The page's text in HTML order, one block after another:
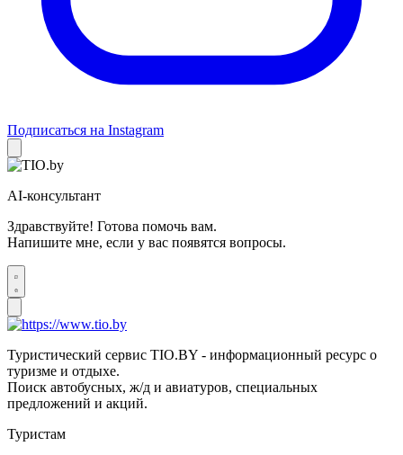
Подписаться на Instagram
AI-консультант
Здравствуйте! Готова помочь вам.
Напишите мне, если у вас появятся вопросы.
Туристический сервис TIO.BY - информационный ресурс о
туризме и отдыхе.
Поиск автобусных, ж/д и авиатуров, специальных
предложений и акций.
Туристам